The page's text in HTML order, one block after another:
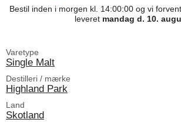
Bestil inden i morgen kl. 14:00:00 og vi
leveret mandag d. 10.
Varetype
Single Malt
Destilleri / mærke
Highland Park
Land
Skotland